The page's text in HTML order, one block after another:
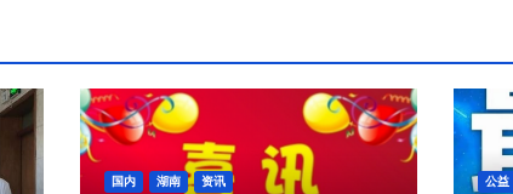
国内 湖南 资讯 公益